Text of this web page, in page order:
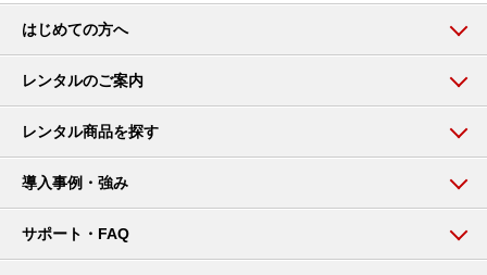
はじめての方へ
レンタルのご案内
レンタル商品を探す
導入事例・強み
サポート・FAQ